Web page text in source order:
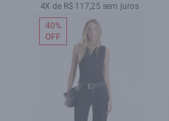
4X de R$ 117,25 sem juros
40%
OFF